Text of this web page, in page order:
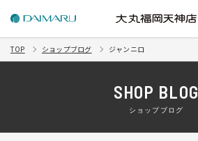
TOP ショップブログ ジャンニロ
SHOP BLOG
ショップブログ